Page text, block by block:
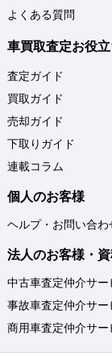
よくある質問
車買取査定お役
査定ガイド
買取ガイド
売却ガイド
下取りガイド
連載コラム
個人のお客様
ヘルプ・お問い合わ
法人のお客様・
中古車査定仲介サー
事故車査定仲介サー
商用車査定仲介サー